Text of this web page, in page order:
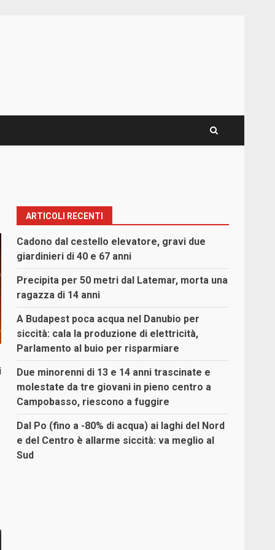
ARTICOLI RECENTI
Cadono dal cestello elevatore, gravi due
giardinieri di 40 e 67 anni
Precipita per 50 metri dal Latemar, morta una
ragazza di 14 anni
A Budapest poca acqua nel Danubio per
siccità: cala la produzione di elettricità,
Parlamento al buio per risparmiare
Due minorenni di 13 e 14 anni trascinate e
molestate da tre giovani in pieno centro a
Campobasso, riescono a fuggire
Dal Po (fino a -80% di acqua) ai laghi del Nord
e del Centro è allarme siccità: va meglio al
Sud